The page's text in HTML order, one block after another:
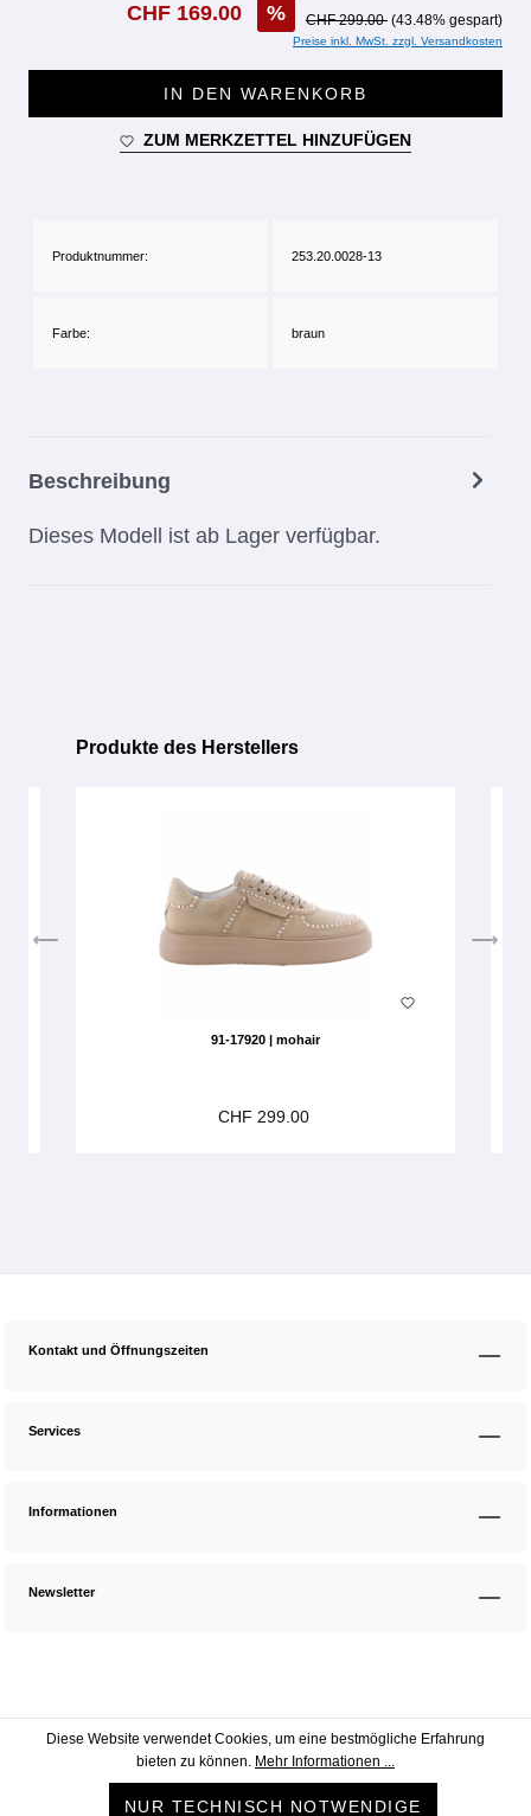
CHF 169.00 % CHF 299.00 (43.48% gespart)
Preise inkl. MwSt. zzgl. Versandkosten
IN DEN WARENKORB
ZUM MERKZETTEL HINZUFÜGEN
Produktnummer: 253.20.0028-13
Farbe: braun
Beschreibung
Dieses Modell ist ab Lager verfügbar.
Produktgalerie überspringen
Produkte des Herstellers
91-17920 | mohair
CHF 299.00
Kontakt und Öffnungszeiten
Services
Informationen
Newsletter
Diese Website verwendet Cookies, um eine bestmögliche Erfahrung
bieten zu können. Mehr Informationen ...
NUR TECHNISCH NOTWENDIGE